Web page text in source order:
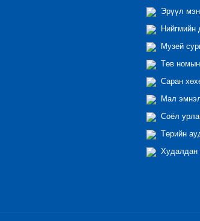
Эрүүл
Нийгмийн
Музей
Төв
Саран
Мал
Соёл
Төрийн
Худалдан